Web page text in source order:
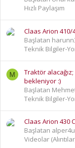
Hızlı Paylaşım
Claas Arion 410/
Başlatan
Teknik Bilgiler-
M
Traktör
bekleniyor :)
Başlatan
Teknik Bilgiler-
Claas Arion 430
Başlatan alper4u
Videolar